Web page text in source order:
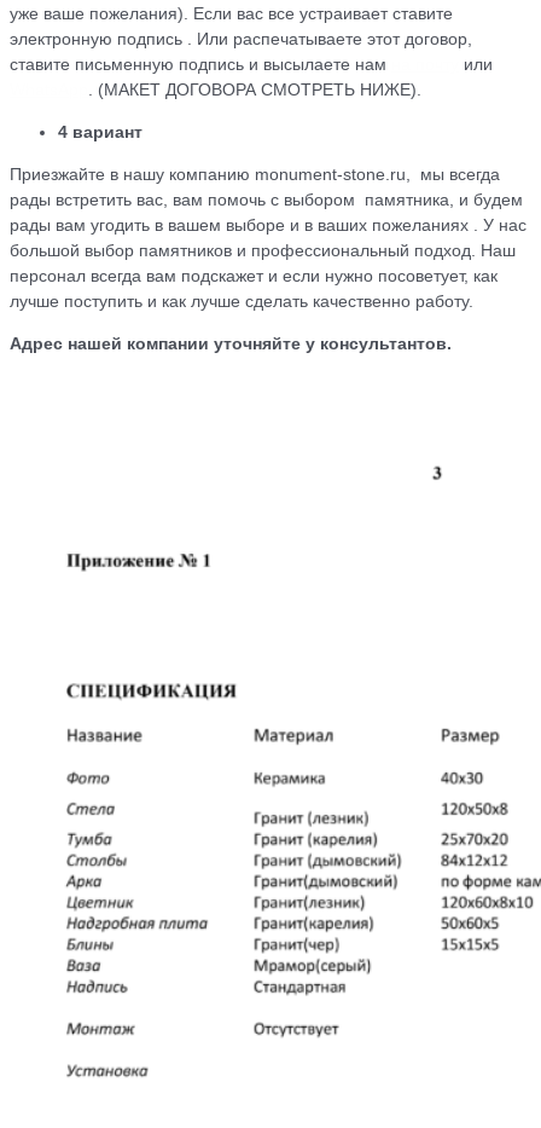
уже ваше пожелания). Если вас все устраивает ставите
электронную подпись . Или распечатываете этот договор,
ставите письменную подпись и высылаете нам
или
. (МАКЕТ ДОГОВОРА СМОТРЕТЬ НИЖЕ).
4 вариант
Приезжайте в нашу компанию monument-stone.ru, мы всегда
рады встретить вас, вам помочь с выбором памятника, и будем
рады вам угодить в вашем выборе и в ваших пожеланиях . У нас
большой выбор памятников и профессиональный подход. Наш
персонал всегда вам подскажет и если нужно посоветует, как
лучше поступить и как лучше сделать качественно работу.
Адрес нашей компании уточняйте у консультантов.